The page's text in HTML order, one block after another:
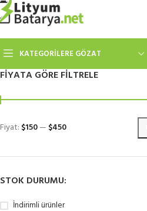
KATEGORILERE GÖZAT
FIYATA GÖRE FILTRELE
Fiyat: $150— $450
STOK DURUMU:
İndirimli ürünler